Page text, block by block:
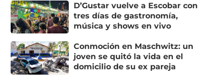
D’Gustar vuelve a Escobar con
tres días de gastronomía,
música y shows en vivo
Conmoción en Maschwitz: un
joven se quitó la vida en el
domicilio de su ex pareja